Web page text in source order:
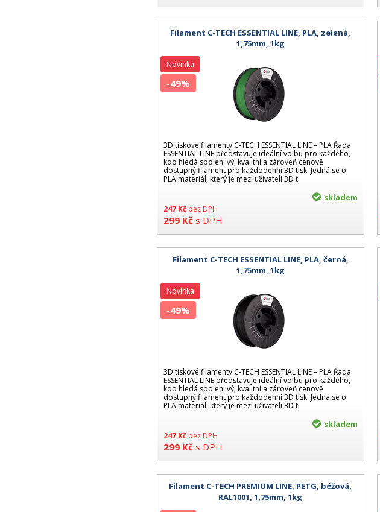
Filament C-TECH ESSENTIAL LINE, PLA, zelená,
1,75mm, 1kg
3D tiskové filamenty C-TECH ESSENTIAL LINE – PLA Řada
ESSENTIAL LINE představuje ideální volbu pro každého,
kdo hledá spolehlivý, kvalitní a zároveň cenově
dostupný filament pro každodenní 3D tisk. Jedná se o
PLA materiál, který je mezi uživateli 3D ti
247 Kč bez DPH
299 Kč s DPH
Novinka
-49%
skladem
Filament C-TECH ESSENTIAL LINE, PLA, černá,
1,75mm, 1kg
3D tiskové filamenty C-TECH ESSENTIAL LINE – PLA Řada
ESSENTIAL LINE představuje ideální volbu pro každého,
kdo hledá spolehlivý, kvalitní a zároveň cenově
dostupný filament pro každodenní 3D tisk. Jedná se o
PLA materiál, který je mezi uživateli 3D ti
247 Kč bez DPH
299 Kč s DPH
Novinka
-49%
skladem
Filament C-TECH PREMIUM LINE, PETG, béžová,
RAL1001, 1,75mm, 1kg